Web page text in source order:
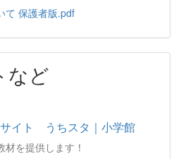
て 保護者版.pdf
など
イト うちスタ｜小学館
を提供します！